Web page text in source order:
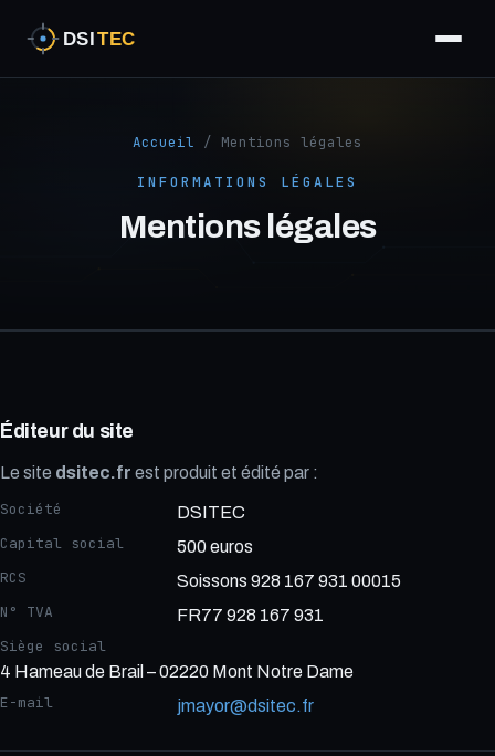
Accueil / Mentions légales
INFORMATIONS LÉGALES
Mentions légales
Éditeur du site
Le site dsitec.fr est produit et édité par :
Société
DSITEC
Capital social
500 euros
RCS
Soissons 928 167 931 00015
N° TVA
FR77 928 167 931
Siège social
4 Hameau de Brail – 02220 Mont Notre Dame
E-mail
jmayor@dsitec.fr